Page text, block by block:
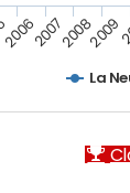
La
2006200720082009